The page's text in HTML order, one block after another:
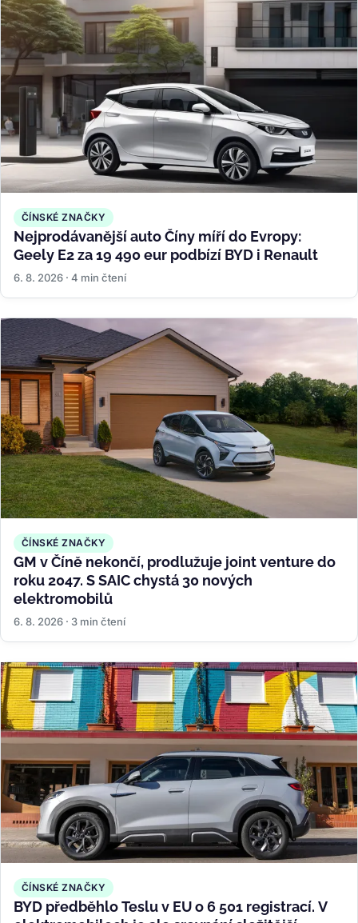
ČÍNSKÉ ZNAČKY
Nejprodávanější auto Číny míří do Evropy:
Geely E2 za 19 490 eur podbízí BYD i Renault
6. 8. 2026 · 4 min čtení
ČÍNSKÉ ZNAČKY
GM v Číně nekončí, prodlužuje joint venture do
roku 2047. S SAIC chystá 30 nových
elektromobilů
6. 8. 2026 · 3 min čtení
ČÍNSKÉ ZNAČKY
BYD předběhlo Teslu v EU o 6 501 registrací. V